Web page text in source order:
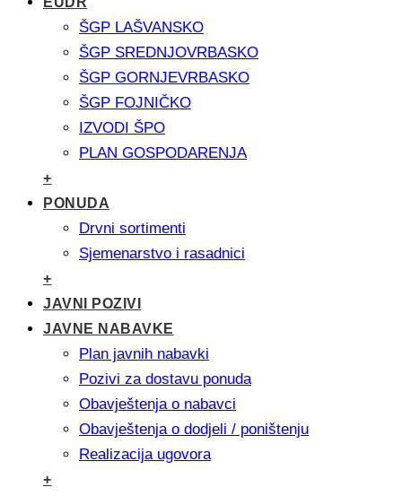
ŠGP LAŠVANSKO
ŠGP SREDNJOVRBASKO
ŠGP GORNJEVRBASKO
ŠGP FOJNIČKO
IZVODI ŠPO
PLAN GOSPODARENJA
+
PONUDA
Drvni sortimenti
Sjemenarstvo i rasadnici
+
JAVNI POZIVI
JAVNE NABAVKE
Plan javnih nabavki
Pozivi za dostavu ponuda
Obavještenja o nabavci
Obavještenja o dodjeli / poništenju
Realizacija ugovora
+